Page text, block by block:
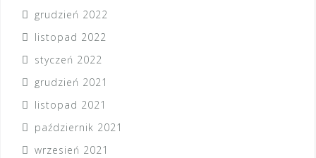
grudzień 2022
listopad 2022
styczeń 2022
grudzień 2021
listopad 2021
październik 2021
wrzesień 2021